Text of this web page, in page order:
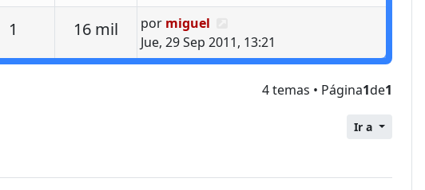
1 Respuestas
16 mil Vistas
Último mensaje
por miguel
Jue, 29 Sep 2011, 13:21
4 temas • Página1de1
Ir a